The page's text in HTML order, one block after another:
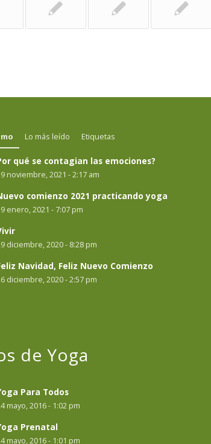
Lo más leído Etiquetas
qué se contagian las emociones?
noviembre, 2021 - 2:17 am
comienzo 2021 practicando yoga
enero, 2021 - 7:07 pm
diciembre, 2020 - 8:28 pm
Navidad, Feliz Nuevo Comienzo
diciembre, 2020 - 2:57 pm
de Yoga
Para Todos
mayo, 2016 - 1:02 pm
Prenatal
mayo, 2016 - 1:01 pm